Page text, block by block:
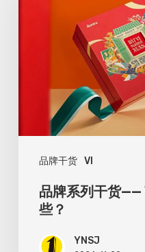
品牌干货 VI
应
品牌系列干货——
些？
YNSJ